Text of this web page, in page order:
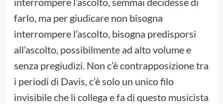
farlo, ma per giudicare non bisogna
interrompere l’ascolto, bisogna predisporsi
all’ascolto, possibilmente ad alto volume e
senza pregiudizi. Non c’è contrapposizione tra
i periodi di Davis, c’è solo un unico filo
invisibile che li collega e fa di questo musicista